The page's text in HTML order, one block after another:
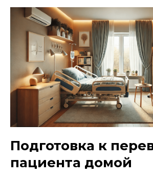
Подготовка к
пациента домой